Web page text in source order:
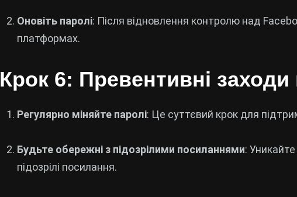
Оновіть паролі: Після відновлення контролю над
платформах.
Крок 6: Превентивні
Регулярно міняйте паролі: Це суттєвий крок для
Будьте обережні з підозрілими посиланнями:
підозрілі посилання.